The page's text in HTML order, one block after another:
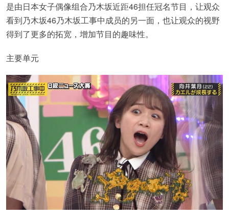
是由日本女子偶像组合乃木坂近距46担任冠名节目，让观众
看到乃木坂46乃木坂工事中成员的另一面，也让观众的视野
得到了更多的拓宽，增加节目的趣味性。
主要单元